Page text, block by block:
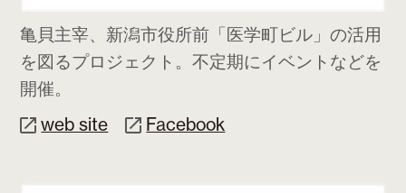
亀貝主宰、新潟市役所前「医学町ビル」の活用
を図るプロジェクト。不定期にイベントなどを
開催。
web site
Facebook